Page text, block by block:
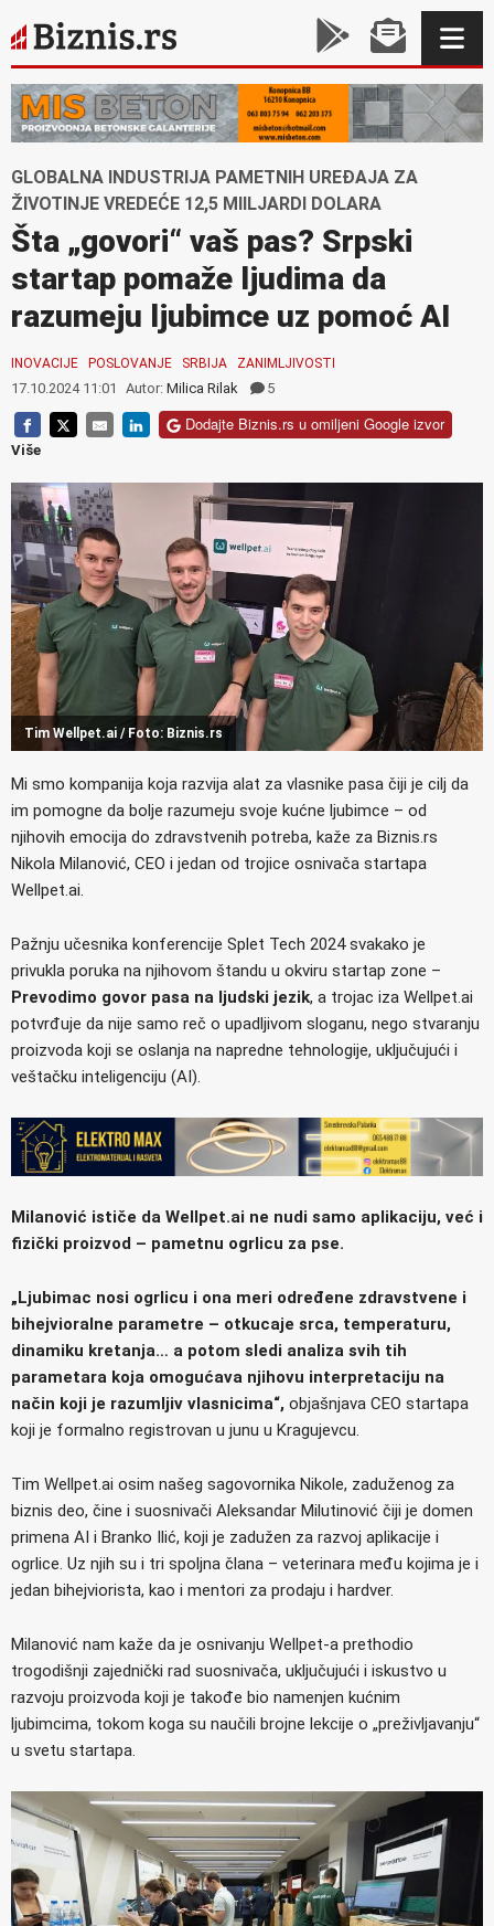
GLOBALNA INDUSTRIJA PAMETNIH UREĐAJA ZA
ŽIVOTINJE VREDEĆE 12,5 MIILJARDI DOLARA
Šta „govori“ vaš pas? Srpski
startap pomaže ljudima da
razumeju ljubimce uz pomoć AI
INOVACIJE POSLOVANJE SRBIJA ZANIMLJIVOSTI
17.10.2024 11:01 Autor: Milica Rilak 5
Dodajte Biznis.rs u omiljeni Google izvor
Više
Tim Wellpet.ai / Foto: Biznis.rs
Mi smo kompanija koja razvija alat za vlasnike pasa čiji je cilj da
im pomogne da bolje razumeju svoje kućne ljubimce – od
njihovih emocija do zdravstvenih potreba, kaže za Biznis.rs
Nikola Milanović, CEO i jedan od trojice osnivača startapa
Wellpet.ai.
Pažnju učesnika konferencije Splet Tech 2024 svakako je
privukla poruka na njihovom štandu u okviru startap zone –
Prevodimo govor pasa na ljudski jezik, a trojac iza Wellpet.ai
potvrđuje da nije samo reč o upadljivom sloganu, nego stvaranju
proizvoda koji se oslanja na napredne tehnologije, uključujući i
veštačku inteligenciju (AI).
Milanović ističe da Wellpet.ai ne nudi samo aplikaciju, već i
fizički proizvod – pametnu ogrlicu za pse.
„Ljubimac nosi ogrlicu i ona meri određene zdravstvene i
bihejvioralne parametre – otkucaje srca, temperaturu,
dinamiku kretanja… a potom sledi analiza svih tih
parametara koja omogućava njihovu interpretaciju na
način koji je razumljiv vlasnicima“, objašnjava CEO startapa
koji je formalno registrovan u junu u Kragujevcu.
Tim Wellpet.ai osim našeg sagovornika Nikole, zaduženog za
biznis deo, čine i suosnivači Aleksandar Milutinović čiji je domen
primena AI i Branko Ilić, koji je zadužen za razvoj aplikacije i
ogrlice. Uz njih su i tri spoljna člana – veterinara među kojima je i
jedan bihejviorista, kao i mentori za prodaju i hardver.
Milanović nam kaže da je osnivanju Wellpet-a prethodio
trogodišnji zajednički rad suosnivača, uključujući i iskustvo u
razvoju proizvoda koji je takođe bio namenjen kućnim
ljubimcima, tokom koga su naučili brojne lekcije o „preživljavanju“
u svetu startapa.